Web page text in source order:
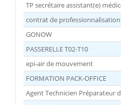
TP secrétaire assistant(e)
contrat de professionnalisation
GONOW
PASSERELLE T02-T10
epi-air de mouvement
FORMATION PACK-OFFICE
Agent Technicien Préparateur